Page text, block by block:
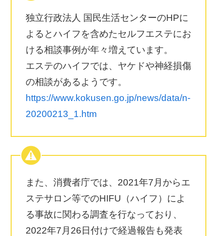
独立行政法人 国民生活センターのHPに
よるとハイフを含めたセルフエステにお
ける相談事例が年々増えています。
エステのハイフでは、ヤケドや神経損傷
の相談があるようです。
https://www.kokusen.go.jp/news/data/n-
20200213_1.htm
また、消費者庁では、2021年7月からエ
ステサロン等でのHIFU（ハイフ）によ
る事故に関わる調査を行なっており、
2022年7月26日付けで経過報告も発表